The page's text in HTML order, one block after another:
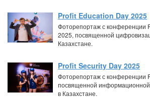
Profit Education Day 2025
Фоторепортаж с конференции
2025, посвященной
Казахстане.
Profit Security Day 2025
Фоторепортаж с конференции
посвященной информационной
в Казахстане.